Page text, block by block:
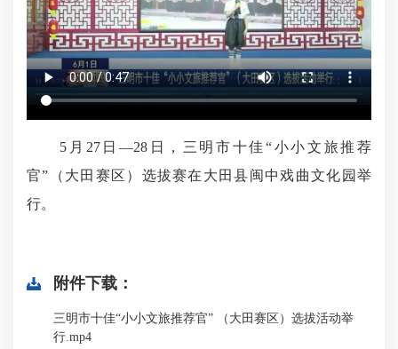
5月27日—28日，三明市十佳“小小文旅推荐
官”（大田赛区）选拔赛在大田县闽中戏曲文化园举
行。
附件下载：
三明市十佳“小小文旅推荐官” （大田赛区）选拔活动举
行.mp4